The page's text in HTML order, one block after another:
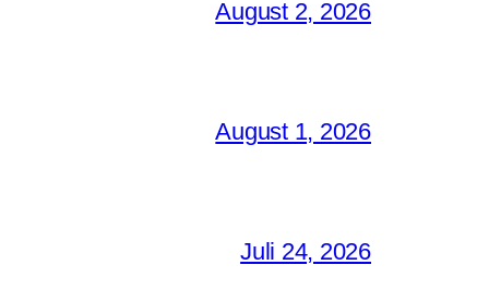
August 2, 2026
August 1, 2026
Juli 24, 2026